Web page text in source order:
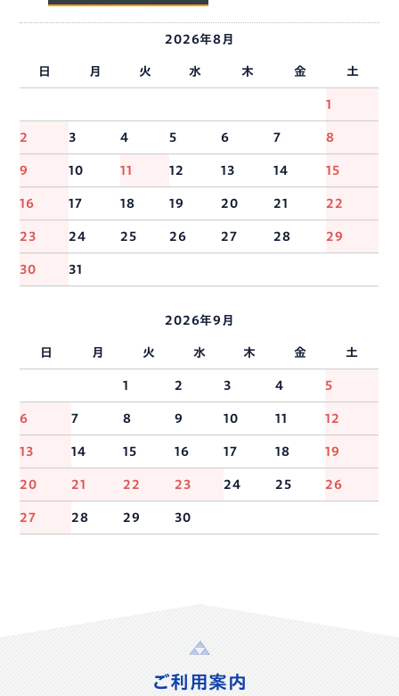
2026年8月
日 月 火 水 木 金 土
1
2 3 4 5 6 7 8
9 10 11 12 13 14 15
16 17 18 19 20 21 22
23 24 25 26 27 28 29
30 31
2026年9月
日 月 火 水 木 金 土
1 2 3 4 5
6 7 8 9 10 11 12
13 14 15 16 17 18 19
20 21 22 23 24 25 26
27 28 29 30
ご利用案内